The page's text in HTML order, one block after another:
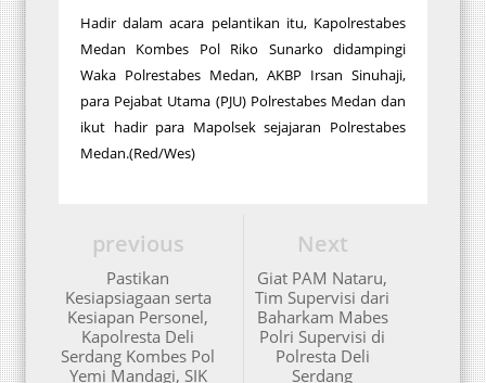
Hadir dalam acara pelantikan itu, Kapolrestabes
Medan Kombes Pol Riko Sunarko didampingi
Waka Polrestabes Medan, AKBP Irsan Sinuhaji,
para Pejabat Utama (PJU) Polrestabes Medan dan
ikut hadir para Mapolsek sejajaran Polrestabes
Medan.(Red/Wes)
Next
Giat PAM Nataru,
Tim Supervisi dari
Baharkam Mabes
Polri Supervisi di
Polresta Deli
Serdang
previous
Pastikan
Kesiapsiagaan serta
Kesiapan Personel,
Kapolresta Deli
Serdang Kombes Pol
Yemi Mandagi, SIK